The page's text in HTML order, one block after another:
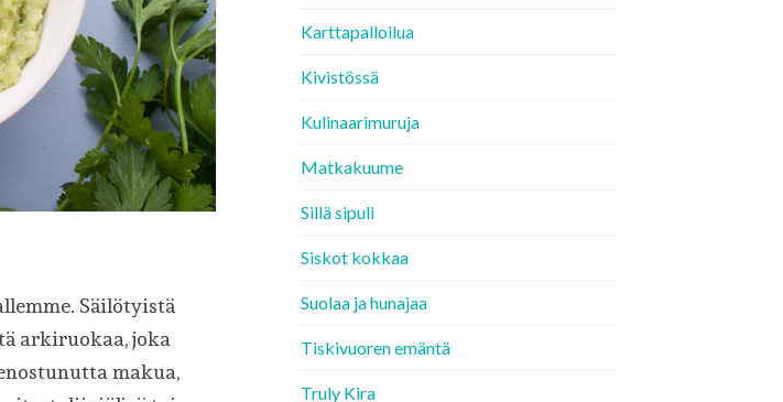
Säilötyistä
arkiruokaa, joka
makua,
Karttapalloilua
Kivistössä
Kulinaarimuruja
Matkakuume
Sillä sipuli
Siskot kokkaa
Suolaa ja hunajaa
Tiskivuoren emäntä
Truly Kira